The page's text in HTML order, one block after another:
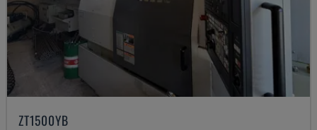
ZT1500YB